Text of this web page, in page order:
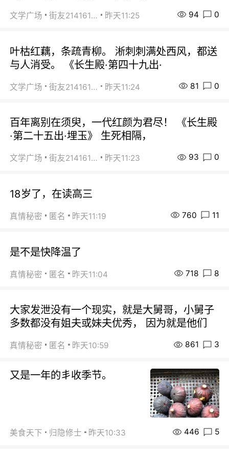
文学广场 街友21416156 昨天11:25 94 0
叶枯红藕，条疏青柳。 淅刺刺满处西风，都送
与人消受。 《长生殿·第四十九出·
文学广场 街友21416156 昨天11:24 81 0
百年离别在须臾，一代红颜为君尽！ 《长生殿
·第二十五出·埋玉》 生死相隔，
文学广场 街友21416156 昨天11:23 93 0
18岁了，在读高三
真情秘密 匿名 昨天11:19 760 11
是不是快降温了
真情秘密 匿名 昨天11:04 718 8
大家发泄没有一个现实，就是大舅哥，小舅子
多数都没有姐夫或妹夫优秀， 因为就是他们
真情秘密 匿名 昨天10:59 861 3
又是一年的丯收季节。
美食天下 归隐修士 昨天10:33 446 5